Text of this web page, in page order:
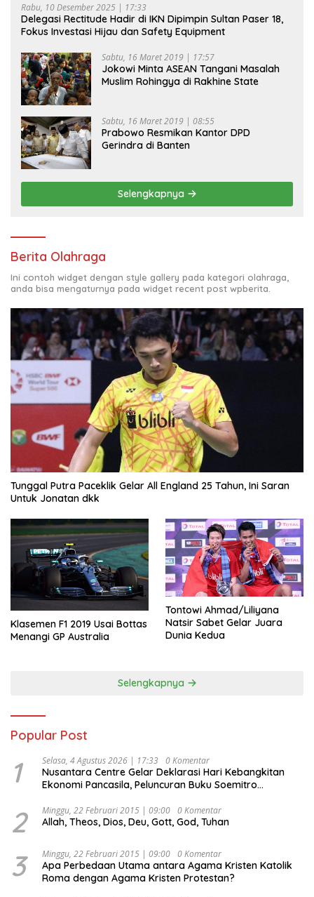
Rabu, 10 Desember 2025 | 17:33
Delegasi Rectitude Hadir di IKN Dipimpin Sultan Paser 18,
Fokus Investasi Hijau dan Safety Equipment
Sabtu, 16 Maret 2019 | 17:57
Jokowi Minta ASEAN Tangani Masalah
Muslim Rohingya di Rakhine State
Sabtu, 16 Maret 2019 | 08:55
Prabowo Resmikan Kantor DPD
Gerindra di Banten
Selengkapnya
Berita Olahraga
Ini contoh widget dengan style gallery pada kategori olahraga,
anda bisa mengaturnya pada widget recent post wpberita.
Tunggal Putra Paceklik Gelar All England 25 Tahun, Ini Saran
Untuk Jonatan dkk
Klasemen F1 2019 Usai Bottas
Menangi GP Australia
Tontowi Ahmad/Liliyana
Natsir Sabet Gelar Juara
Dunia Kedua
Selengkapnya
Popular Post
1 Selasa, 4 Agustus 2026 | 17:33 0 Komentar
Nusantara Centre Gelar Deklarasi Hari Kebangkitan
Ekonomi Pancasila, Peluncuran Buku Soemitro
Ekonomi Politik Indonesia) & Simposium Nasional
“Urgensi Undang-Undang Perekonomian Nasional dan
Indonesia Emas 2045”,
2 Minggu, 22 Februari 2015 | 09:00 0 Komentar
Allah, Theos, Dios, Deu, Gott, God, Tuhan
3 Minggu, 22 Februari 2015 | 09:00 0 Komentar
Apa Perbedaan Utama antara Agama Kristen Katolik
Roma dengan Agama Kristen Protestan?